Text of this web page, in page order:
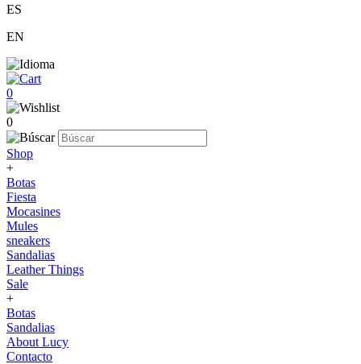
ES
EN
0
0
Shop
+
Botas
Fiesta
Mocasines
Mules
sneakers
Sandalias
Leather Things
Sale
+
Botas
Sandalias
About Lucy
Contacto